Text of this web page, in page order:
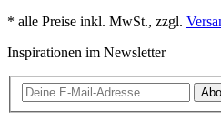
* alle Preise inkl. MwSt., zzgl.
Inspirationen im Newsletter